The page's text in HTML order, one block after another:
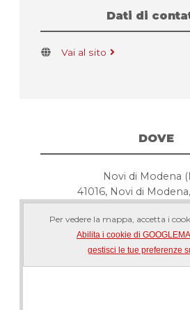
Dati di
Vai al sito
DOVE
Novi di Modena
41016, Novi di
Per vedere la mappa, accetta i
Abilita i cookie di
gestisci le tue preferenze